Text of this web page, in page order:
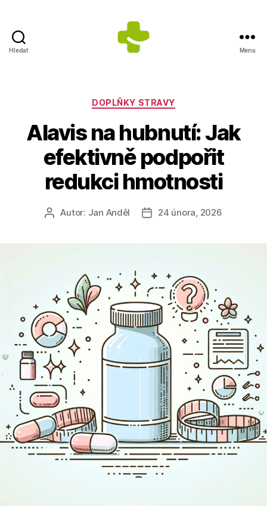
Hledat
Anděla
Menu
Rubriky
DOPLŇKY STRAVY
Alavis na hubnutí: Jak
efektivně podpořit
redukci hmotnosti
AutorAutor: Jan Anděl
Datum
24 února, 2026